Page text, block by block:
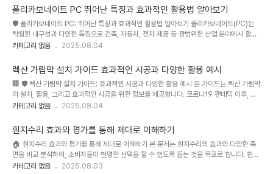
야 할지 고민하는 분들이 많습니다. 본 가이드에서는 캐노피의 종류, 장단점, 선택 시 고려사
항 등을 상세히 비교 분석하여 여러분의 현명한 구매를 돕고자 합니다. 본 가이드를 통해 여
러분의 야외 활동이 더욱 즐겁고 편안해지기를 바랍니다. 특히, 최근 환경 문제에 대한 관심
이 높아짐에 따라 친환경 소재를 사용한 캐노피에 대한 수요..
폴리카보네이트 PC 뛰어난 특징과 효과적인 활용법 알아보기
🛡️ 폴리카보네이트 PC: 뛰어난 특징과 효과적인 활용법 알아보기 폴리카보네이트(PC)는
탁월한 내구성과 다양한 특징으로 건축, 자동차, 전자 제품 등 광범위한 산업 분야에서 활용
되는 중요한 열가소성 플라스틱입니다. 최근 친환경 소재에 대한 관심 증가와 더불어, 재활
이에 따라 PC 시장은 지속적인 성장세를 보이고 있으며, 새로운 응용 분야가 끊임없이 개발
되고 있습니다. 특히, 경량화, 고강도, 내열성, 투명성 등의 장점을 바탕으로 기존 소재를 대
체하는 사례가 증가하고 있으며, 특히 건축 분야에서는 내충격성이 뛰어난 PC 패널이 건물
외벽이나 지붕, 차양 등에 광범위하게 사용되고 있습니다..
카테고리 없음 2025.08.04
렉산 가림막 설치 가이드 효과적인 시공과 다양한 활용 예시
🏢 🛡️ 렉산 가림막 설치 가이드: 효과적인 시공과 다양한 활용 예시 본 가이드는 렉산 가림막
의 설치, 활용, 그리고 효과적인 시공을 위한 정보를 제공합니다. 코로나19 팬데믹 이후, 렉
산 가림막은 사업장과 공공장소에서 감염 예방을 위한 필수적인 설비로 자리매김했습니다.
이 중요해졌습니다. 본 가이드는 다양한 렉산 가림막 제품 비교, 설치 가이드, 그리고 활용 예
시를 통해 최적의 선택과 효과적인 사용을 돕고자 합니다. 렉산의 종류, 두께, 투명도, 그리고
설치 환경에 따른 고려사항들을 꼼꼼하게 분석하여 실질적인 도움을 드릴 것입니다. 특히,
실제 설치 경험과 전문가 의견을 바탕으로 가..
카테고리 없음 2025.08.04
흰지수리 효과와 평가를 통해 제대로 이해하기
🏠 흰지수리 효과와 평가를 통해 제대로 이해하기 본 문서는 흰지수리의 효과와 다양한 측
면을 비교 분석하여, 소비자들이 현명한 선택을 할 수 있도록 돕는 것을 목표로 합니다. 흰지
수리는 소비자금융 상품의 한 종류로, 최근 금리 인상과 경제 불확실성 속에서 많은 사람들
카테고리 없음 2025.08.03